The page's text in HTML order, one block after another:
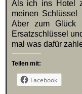
Als ich ins Hotel
meinen Schlüssel
Aber zum
Ersatzschlüssel
mal was dafür
Teilen mit:
Facebook